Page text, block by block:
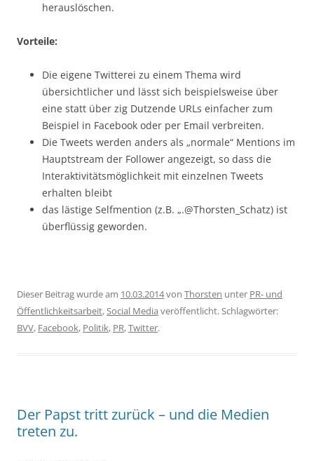
herauslöschen.
Vorteile:
Die eigene Twitterei zu einem Thema wird
übersichtlicher und lässt sich beispielsweise über
eine statt über zig Dutzende URLs einfacher zum
Beispiel in Facebook oder per Email verbreiten.
Die Tweets werden anders als „normale“ Mentions im
Hauptstream der Follower angezeigt, so dass die
Interaktivitätsmöglichkeit mit einzelnen Tweets
erhalten bleibt
das lästige Selfmention (z.B. „.@Thorsten_Schatz) ist
überflüssig geworden.
Dieser Beitrag wurde am 10.03.2014von Thorsten unter PR- und
Öffentlichkeitsarbeit,Social Media veröffentlicht. Schlagwörter:
BVV, Facebook, Politik, PR,Twitter.
Der Papst tritt zurück – und die Medien
treten zu.